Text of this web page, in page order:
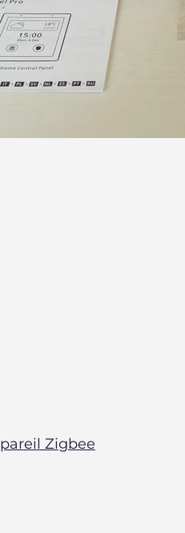
Zigbee